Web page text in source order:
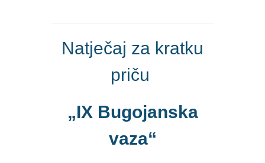
Natječaj za kratku
priču
„IX Bugojanska
vaza“